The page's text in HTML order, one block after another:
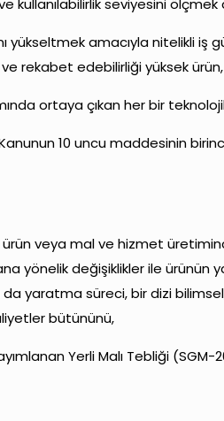
kullanılabilirlik seviyesini ölçmek
yükseltmek amacıyla nitelikli
rekabet edebilirliği yüksek
ortaya çıkan her bir
10 uncu maddesinin
veya mal ve hizmet
değişiklikler ile ürünün
yaratma süreci, bir dizi
bütününü,
Yerli Malı Tebliği